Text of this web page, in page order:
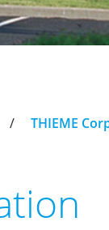
/ THIEME